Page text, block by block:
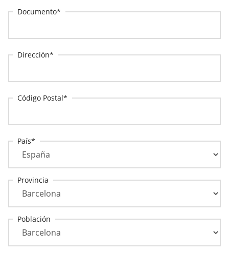
Documento
Dirección
Código Postal
País
Provincia
Población